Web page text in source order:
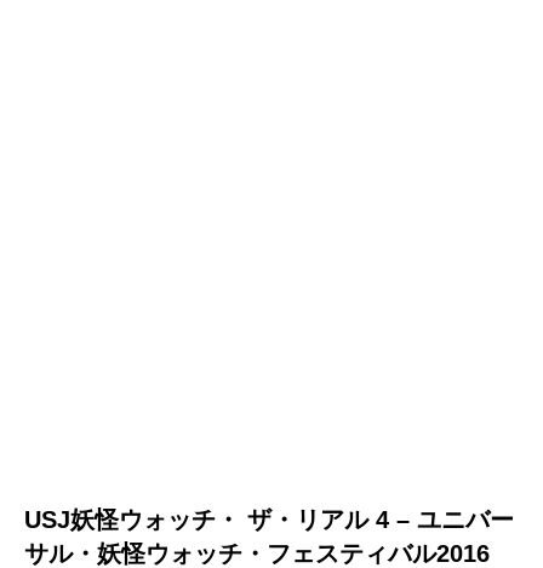
USJ妖怪ウォッチ・ ザ・リアル 4 – ユニバー
サル・妖怪ウォッチ・フェスティバル2016